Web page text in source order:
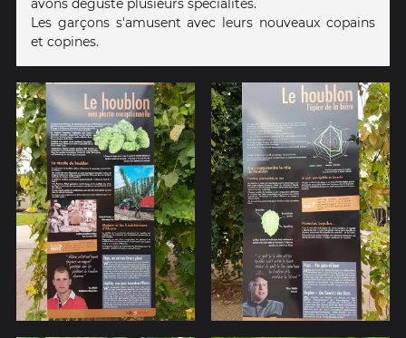
avons dégusté plusieurs spécialités.
Les garçons s'amusent avec leurs nouveaux copains
et copines.